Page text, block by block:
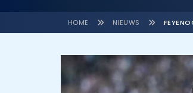
HOME NIEUWS